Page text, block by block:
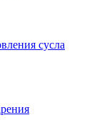
сусла